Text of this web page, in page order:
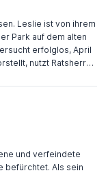
besucht ihn April im
verirrten Kind. Die
Geschäfts.
Leslie ist von ihrem
Park auf dem alten
erfolglos, April
nutzt Ratsherr
zusammen gegen
verschiedene
investieren
Freunde, als
Als sich rausstellt,
und verfeindete
befürchtet. Als sein